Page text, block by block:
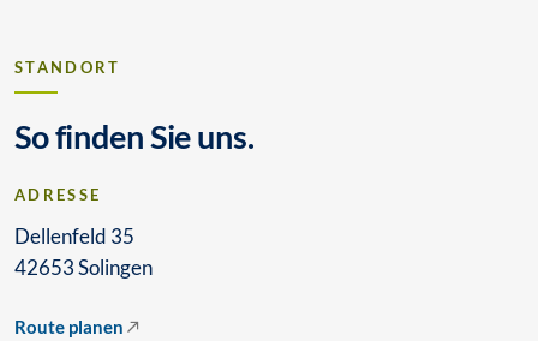
STANDORT
So finden Sie uns.
ADRESSE
Dellenfeld 35
42653 Solingen
Route planen